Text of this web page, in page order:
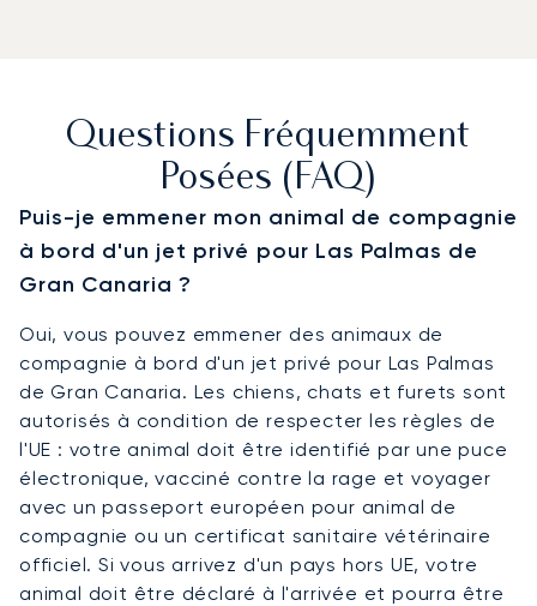
Questions Fréquemment
Posées (FAQ)
Puis-je emmener mon animal de compagnie
à bord d'un jet privé pour Las Palmas de
Gran Canaria ?
Oui, vous pouvez emmener des animaux de
compagnie à bord d'un jet privé pour Las Palmas
de Gran Canaria. Les chiens, chats et furets sont
autorisés à condition de respecter les règles de
l'UE : votre animal doit être identifié par une puce
électronique, vacciné contre la rage et voyager
avec un passeport européen pour animal de
compagnie ou un certificat sanitaire vétérinaire
officiel. Si vous arrivez d'un pays hors UE, votre
animal doit être déclaré à l'arrivée et pourra être